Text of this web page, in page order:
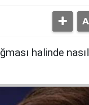
halinde nasıl